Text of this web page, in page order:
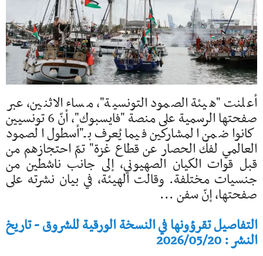
أعلنت "هيئة الصمود التونسية"، مساء الاثنين، عبر
صفحتها الرسمية على منصة "فايسبوك"، أنّ 6 تونسيين
كانوا ضمن المشاركين فيما يُعرف بـ"أسطول الصمود
العالمي لفكّ الحصار عن قطاع غزة" تمّ احتجازهم من
قبل قوات الكيان الصهيوني، إلى جانب ناشطين من
جنسيات مختلفة. وقالت الهيئة، في بيان نشرته على
صفحتها، إنّ سفن ...
التفاصيل تقرؤونها في النسخة الورقية للشروق - تاريخ
النشر : 2026/05/20